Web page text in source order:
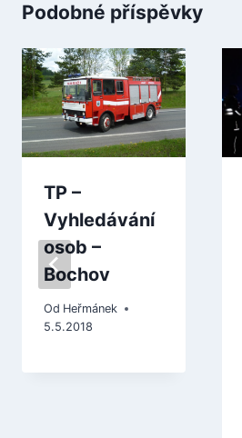
Podobné příspěvky
TP –
Vyhledávání
osob –
Bochov
Od Heřmánek
5.5.2018